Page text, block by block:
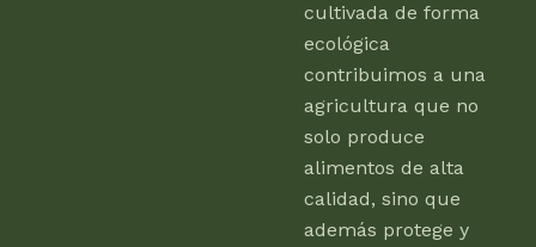
cultivada de forma
ecológica
contribuimos a una
agricultura que no
solo produce
alimentos de alta
calidad, sino que
además protege y